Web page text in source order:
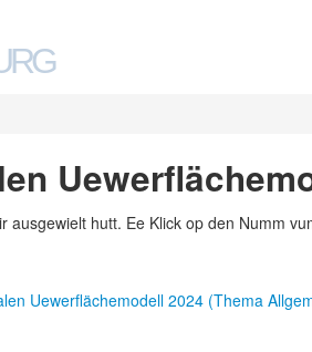
hutt. Ee Klick op den Numm
Uewerflächemodell 2024 (Thema